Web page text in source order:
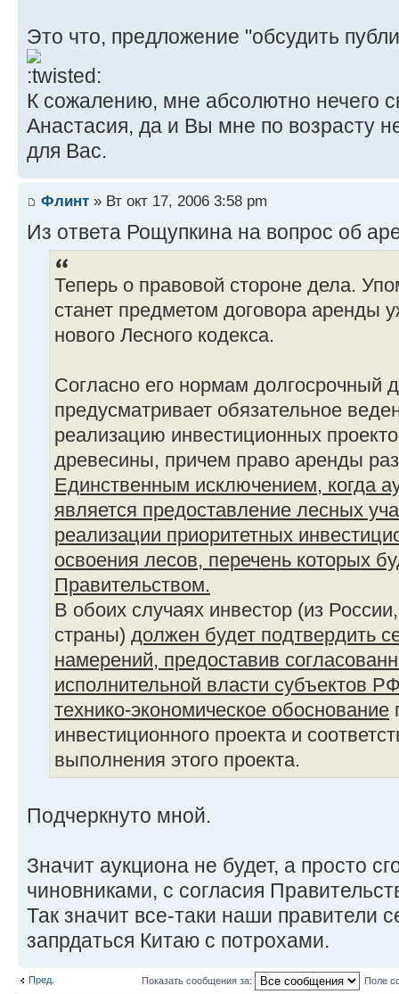
Это что, предложение "обсудить
К сожалению, мне абсолютно нечего
Анастасия, да и Вы мне по возрасту
для Вас.
Флинт » Вт окт 17, 2006 3:58 pm
Из ответа Рощупкина на вопрос об
Теперь о правовой стороне дела.
станет предметом договора аренды
нового Лесного кодекса.
Согласно его нормам долгосрочный
предусматривает обязательное
реализацию инвестиционных
древесины, причем право аренды
Единственным исключением, когда
является предоставление лесных
реализации приоритетных
освоения лесов, перечень которых
Правительством.
В обоих случаях инвестор (из
страны) должен будет подтвердить
намерений, предоставив
исполнительной власти субъектов
технико-экономическое обоснование
инвестиционного проекта и
выполнения этого проекта.
Подчеркнуто мной.
Значит аукциона не будет, а просто
чиновниками, с согласия
Так значит все-таки наши правители
запрдаться Китаю с потрохами.
Пред. Показать сообщения за: Поле